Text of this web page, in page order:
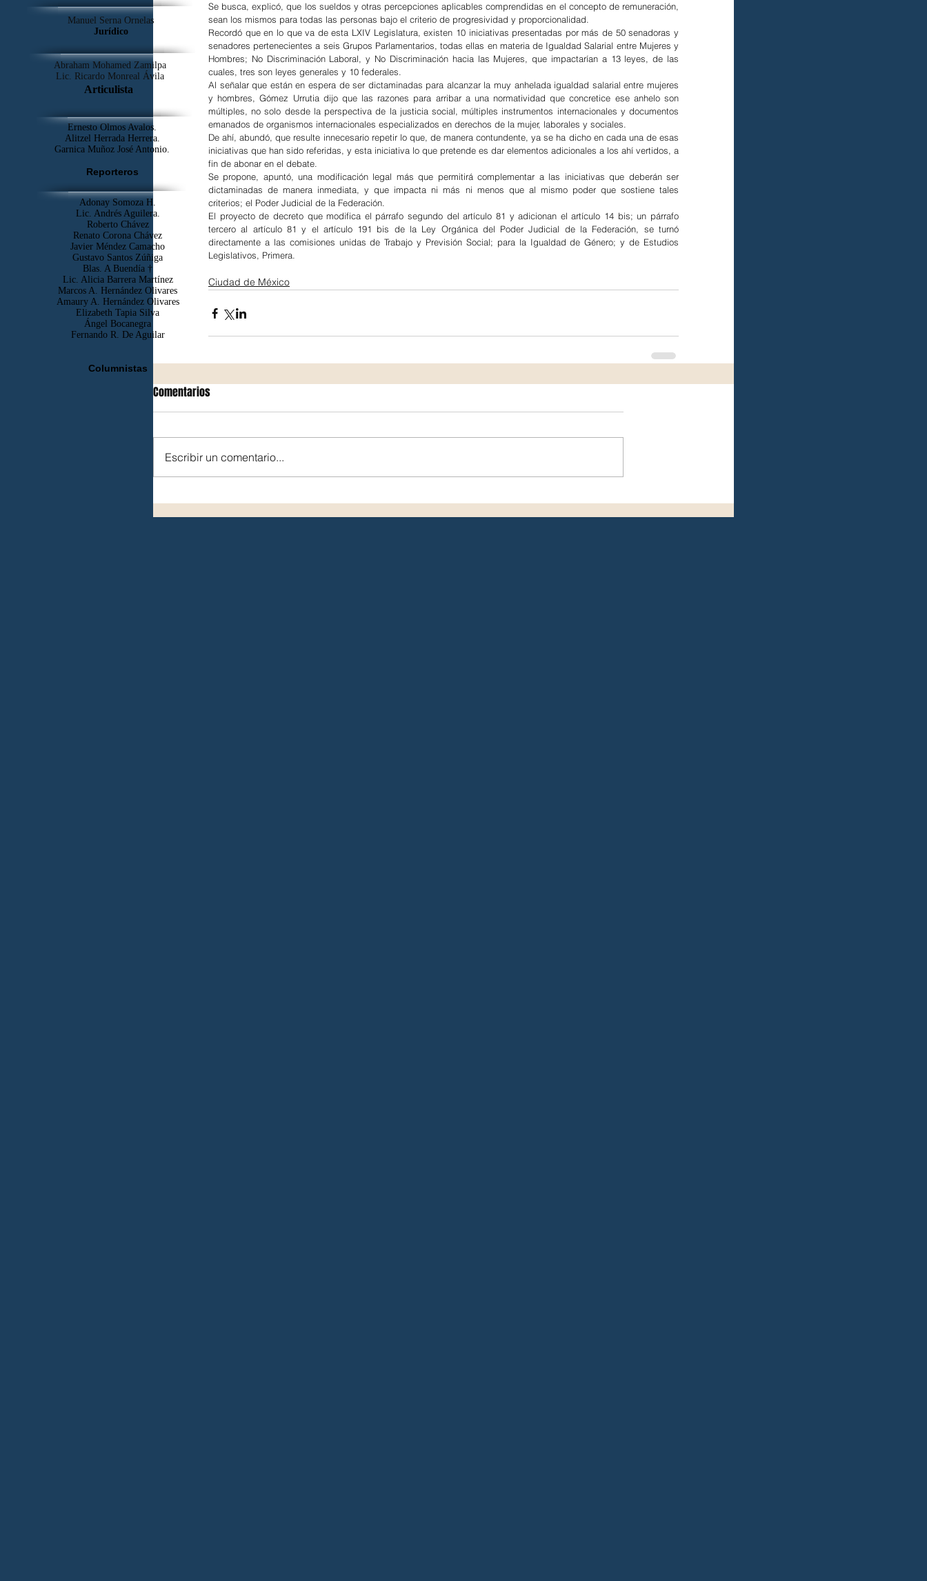
Se busca, explicó, que los sueldos y otras percepciones aplicables comprendidas en el concepto de remuneración,
sean los mismos para todas las personas bajo el criterio de progresividad y proporcionalidad.
Recordó que en lo que va de esta LXIV Legislatura, existen 10 iniciativas presentadas por más de 50 senadoras y
senadores pertenecientes a seis Grupos Parlamentarios, todas ellas en materia de Igualdad Salarial entre Mujeres y
Hombres; No Discriminación Laboral, y No Discriminación hacia las Mujeres, que impactarían a 13 leyes, de las
cuales, tres son leyes generales y 10 federales.
Al señalar que están en espera de ser dictaminadas para alcanzar la muy anhelada igualdad salarial entre mujeres
y hombres, Gómez Urrutia dijo que las razones para arribar a una normatividad que concretice ese anhelo son
múltiples, no solo desde la perspectiva de la justicia social, múltiples instrumentos internacionales y documentos
emanados de organismos internacionales especializados en derechos de la mujer, laborales y sociales.
De ahí, abundó, que resulte innecesario repetir lo que, de manera contundente, ya se ha dicho en cada una de esas
iniciativas que han sido referidas, y esta iniciativa lo que pretende es dar elementos adicionales a los ahí vertidos, a
fin de abonar en el debate.
Se propone, apuntó, una modificación legal más que permitirá complementar a las iniciativas que deberán ser
dictaminadas de manera inmediata, y que impacta ni más ni menos que al mismo poder que sostiene tales
criterios; el Poder Judicial de la Federación.
El proyecto de decreto que modifica el párrafo segundo del artículo 81 y adicionan el artículo 14 bis; un párrafo
tercero al artículo 81 y el artículo 191 bis de la Ley Orgánica del Poder Judicial de la Federación, se turnó
directamente a las comisiones unidas de Trabajo y Previsión Social; para la Igualdad de Género; y de Estudios
Legislativos, Primera.
Ciudad de México
Comentarios
Escribir un comentario...
Manuel Serna Ornelas
Jurídico
Abraham Mohamed Zamilpa
Lic. Ricardo Monreal Ávila
Articulista
Ernesto Olmos Avalos.
Alitzel Herrada Herrera.
Garnica Muñoz José Antonio.
Reporteros
Adonay Somoza H.
Lic. Andrés Aguilera.
Roberto Chávez
Renato Corona Chávez
Javier Méndez Camacho
Gustavo Santos Zúñiga
Blas. A Buendía †
​Lic. Alicia Barrera Martínez
Marcos A. Hernández Olivares
Amaury A. Hernández Olivares
Elizabeth Tapia Silva
Ángel Bocanegra
Fernando R. De Aguilar
Columnistas